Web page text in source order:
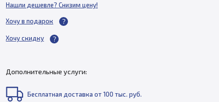
Нашли дешевле? Снизим цену!
Хочу в подарок
Хочу скидку
Дополнительные услуги:
Бесплатная доставка от 100 тыс. руб.